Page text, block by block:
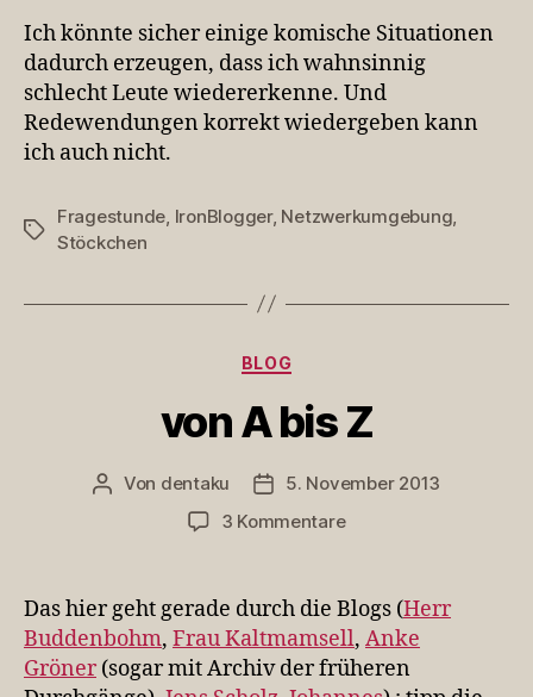
Ich könnte sicher einige komische Situationen
dadurch erzeugen, dass ich wahnsinnig
schlecht Leute wiedererkenne. Und
Redewendungen korrekt wiedergeben kann
ich auch nicht.
Schlagwörter
Fragestunde IronBlogger, Netzwerkumgebung
Stöckchen
Kategorien
BLOG
von A bis Z
Beitragsautor
Von dentaku Veröffentlichungsdatum
5. November 2013
3 Kommentarezu
bis
Z
Das hier geht gerade durch die Blogs (Herr
Buddenbohm, Frau Kaltmamsell, Anke
Gröner (sogar mit Archiv der früheren